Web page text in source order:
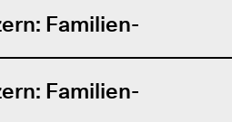
Familien-
Familien-